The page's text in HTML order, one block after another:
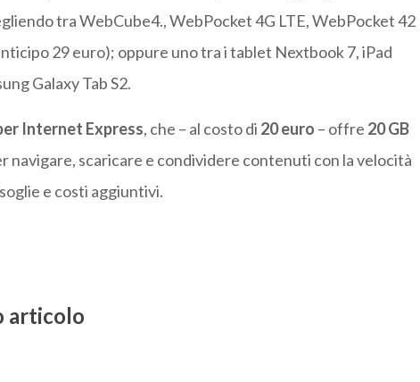
tra WebCube4., WebPocket 4G LTE, WebPocket 42
29 euro); oppure uno tra i tablet Nextbook 7, iPad
Galaxy Tab S2.
Internet Express, che – al costo di 20 euro – offre 20 GB
navigare, scaricare e condividere contenuti con la velocità
e costi aggiuntivi.
articolo